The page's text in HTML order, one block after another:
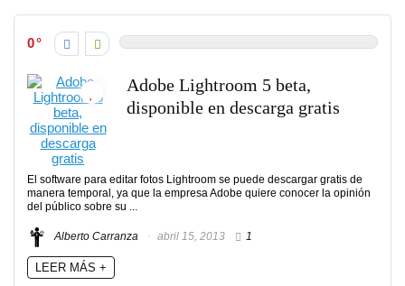
0
Adobe Lightroom 5 beta,
disponible en descarga gratis
El software para editar fotos Lightroom se puede descargar gratis de
manera temporal, ya que la empresa Adobe quiere conocer la opinión
del público sobre su ...
Alberto Carranza abril 15, 2013 1
LEER MÁS +